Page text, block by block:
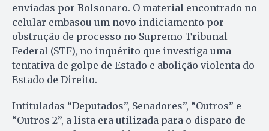
enviadas por Bolsonaro. O material encontrado no
celular embasou um novo indiciamento por
obstrução de processo no Supremo Tribunal
Federal (STF), no inquérito que investiga uma
tentativa de golpe de Estado e abolição violenta do
Estado de Direito.
Intituladas “Deputados”, Senadores”, “Outros” e
“Outros 2”, a lista era utilizada para o disparo de